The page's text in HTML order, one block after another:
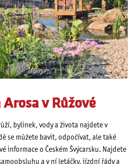
v Růžové
bylinek, vody a života najdete v
se můžete bavit, odpočívat, ale také
informace o Českém Švýcarsku. Najdete
a v ní letáčky, jízdní řády a